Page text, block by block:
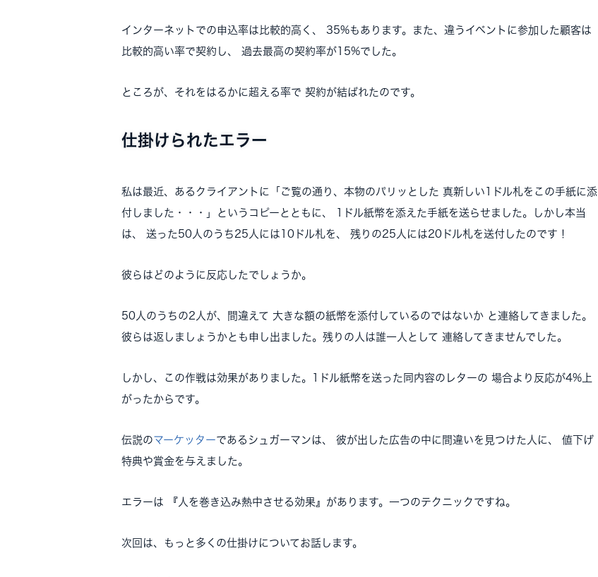
インターネットでの申込率は比較的高く、 35%もあります。また、違うイベントに参加した顧客は
比較的高い率で契約し、 過去最高の契約率が15%でした。
ところが、それをはるかに超える率で 契約が結ばれたのです。
仕掛けられたエラー
私は最近、あるクライアントに「ご覧の通り、本物のパリッとした 真新しい1ドル札をこの手紙に添
付しました・・・」というコピーとともに、 1ドル紙幣を添えた手紙を送らせました。しかし本当
は、 送った50人のうち25人には10ドル札を、 残りの25人には20ドル札を送付したのです！
彼らはどのように反応したでしょうか。
50人のうちの2人が、間違えて 大きな額の紙幣を添付しているのではないか と連絡してきました。
彼らは返しましょうかとも申し出ました。残りの人は誰一人として 連絡してきませんでした。
しかし、この作戦は効果がありました。1ドル紙幣を送った同内容のレターの 場合より反応が4%上
がったからです。
伝説のマーケッターであるシュガーマンは、 彼が出した広告の中に間違いを見つけた人に、 値下げ
特典や賞金を与えました。
エラーは 『人を巻き込み熱中させる効果』があります。一つのテクニックですね。
次回は、もっと多くの仕掛けについてお話します。